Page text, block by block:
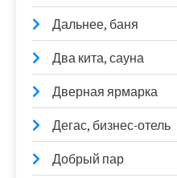
Дальнее, баня
Два кита, сауна
Дверная ярмарка
Дегас, бизнес-отель
Добрый пар